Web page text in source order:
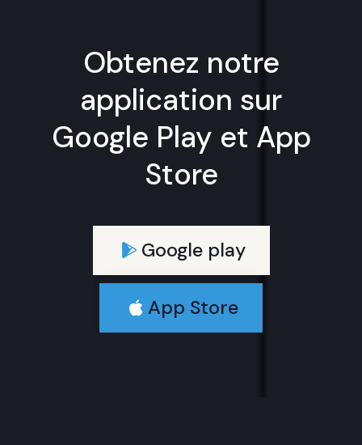
Obtenez notre
application sur
Google Play et App
Store
Google play
App Store